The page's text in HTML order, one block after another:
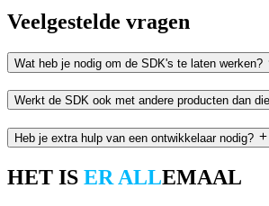
Veelgestelde vragen
Wat heb je nodig om de SDK's te laten werken?
Werkt de SDK ook met andere producten dan
Heb je extra hulp van een ontwikkelaar nodig?
HET IS ER ALLEMAAL